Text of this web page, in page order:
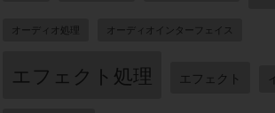
オーディオ処理 オーディオインターフェイス
エフェクト処理 エフェクト